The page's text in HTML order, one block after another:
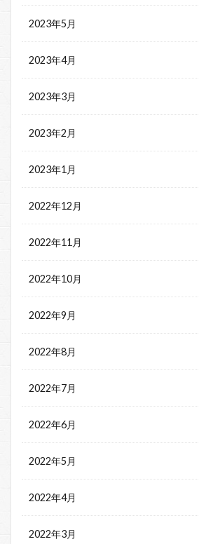
2023年5月
2023年4月
2023年3月
2023年2月
2023年1月
2022年12月
2022年11月
2022年10月
2022年9月
2022年8月
2022年7月
2022年6月
2022年5月
2022年4月
2022年3月